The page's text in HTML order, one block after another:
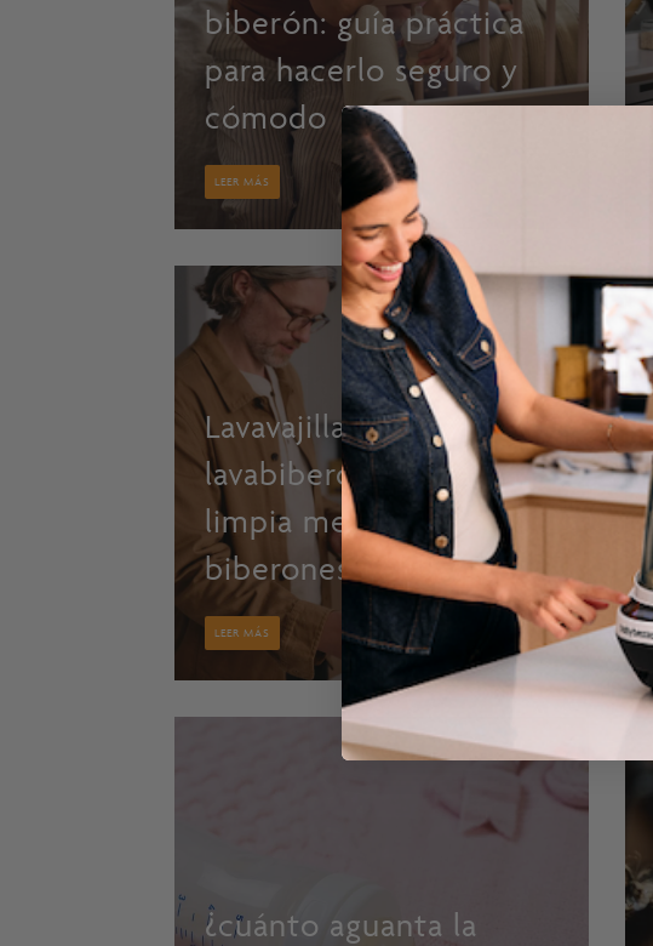
biberón: guía práctica
para hacerlo seguro y
cómodo
LEER MÁS
Lavavajillas vs
lavabiberones: cuál
limpia mejor los
biberones del bebé
LEER MÁS
¿cuánto aguanta la